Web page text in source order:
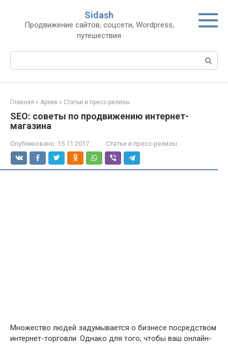
контенту
Sidash
Продвижение сайтов, соцсети, Wordpress,
путешествия
Главная » Архив » Статьи и пресс-релизы
SEO: советы по продвижению интернет-
магазина
Опубликовано: 15.11.2017 Статьи и пресс-релизы
Множество людей задумывается о бизнесе посредством
интернет-торговли. Однако для того, чтобы ваш онлайн-